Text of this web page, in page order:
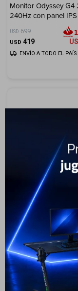
Monitor Odyssey G4
240Hz con panel IPS
USD 699
USD 419
ENVÍO A TODO EL PAÍS
Samsung Smart Tv 75"
Crystal U8000F UHD
USD 1.399
USD 1.199
ENVIO GRATIS
GARANTÍA: 1 AÑO
ENVÍO A TODO EL PAÍS